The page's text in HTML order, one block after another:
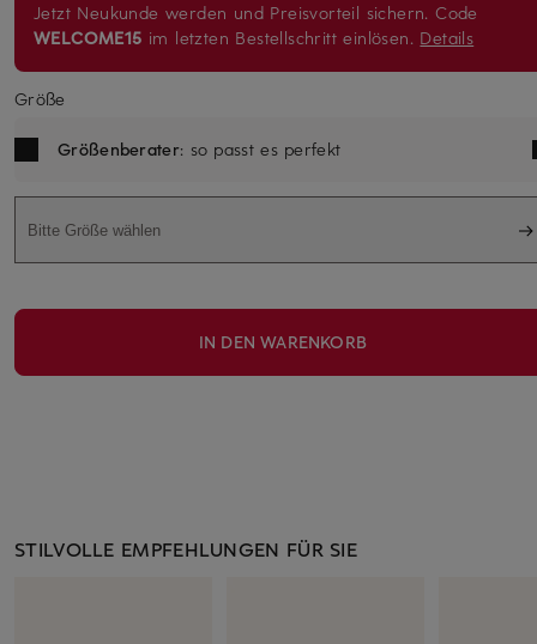
Jetzt Neukunde werden und Preisvorteil sichern. Code
WELCOME15 im letzten Bestellschritt einlösen. Details
Größe
Größenberater: so passt es perfekt
Bitte Größe wählen
IN DEN WARENKORB
STILVOLLE EMPFEHLUNGEN FÜR SIE